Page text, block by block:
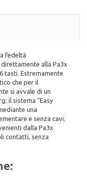
fedeltà
alla Pa3x
tasti. Estremamente
che per il
si avvale di un
il sistema "Easy
una
e senza cavi.
dalla Pa3x
contatti, senza